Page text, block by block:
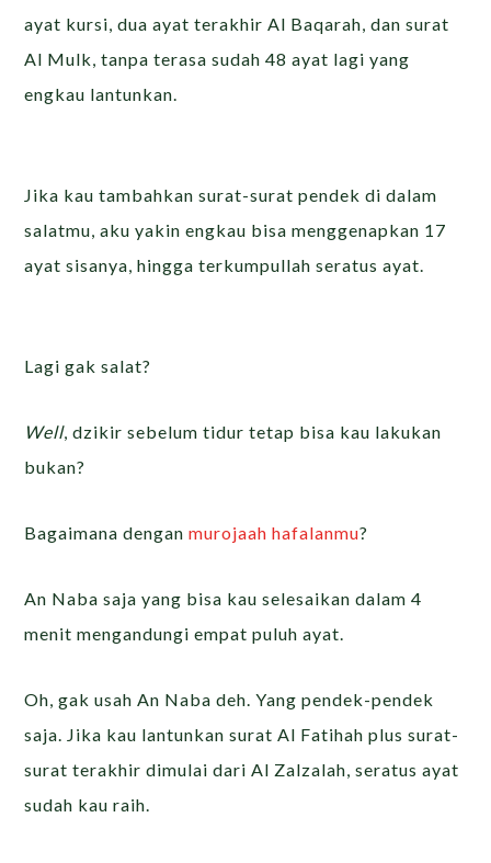
ayat kursi, dua ayat terakhir Al Baqarah, dan surat
Al Mulk, tanpa terasa sudah 48 ayat lagi yang
engkau lantunkan.
Jika kau tambahkan surat-surat pendek di dalam
salatmu, aku yakin engkau bisa menggenapkan 17
ayat sisanya, hingga terkumpullah seratus ayat.
Lagi gak salat?
Well, dzikir sebelum tidur tetap bisa kau lakukan
bukan?
Bagaimana denganmurojaah hafalanmu?
An Naba saja yang bisa kau selesaikan dalam 4
menit mengandungi empat puluh ayat.
Oh, gak usah An Naba deh. Yang pendek-pendek
saja. Jika kau lantunkan surat Al Fatihah plus surat-
surat terakhir dimulai dari Al Zalzalah, seratus ayat
sudah kau raih.